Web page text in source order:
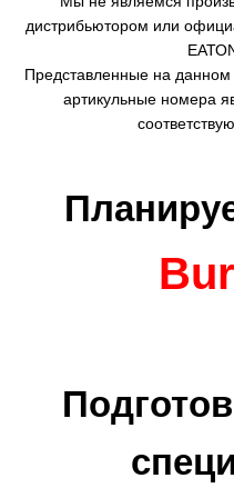
дистрибьютором или
Представленные на данном
артикульные номера